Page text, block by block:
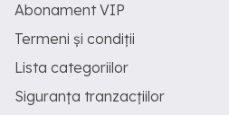
Abonament VIP
Termeni și condiții
Lista categoriilor
Siguranța tranzacțiilor